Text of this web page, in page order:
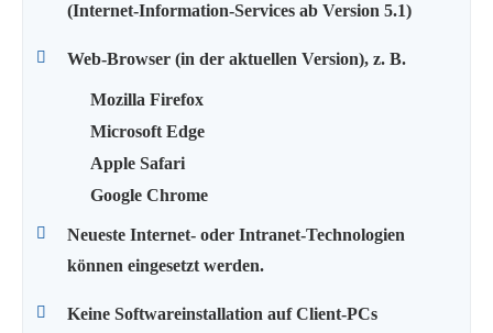
(Internet-Information-Services ab Version 5.1)
Web-Browser (in der aktuellen Version), z. B.
Mozilla Firefox
Microsoft Edge
Apple Safari
Google Chrome
Neueste Internet- oder Intranet-Technologien
können eingesetzt werden.
Keine Softwareinstallation auf Client-PCs